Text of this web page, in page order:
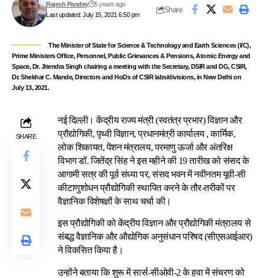
Last updated: July 15, 2021 6:50 pm
Rajesh Pandey 5 years ago
Share
The Minister of State for Science & Technology and Earth Sciences (I/C),
Prime Ministers Office, Personnel, Public Grievances & Pensions, Atomic Energy and
Space, Dr. Jitendra Singh chairing a meeting with the Secretary, DSIR and DG, CSIR,
Dr. Shekhar C. Mande, Directors and HoDs of CSIR labs/divisions, in New Delhi on
July 13, 2021.
SHARE
नई दिल्ली। केंद्रीय राज्य मंत्री (स्वतंत्र प्रभार) विज्ञान और
प्रौद्योगिकी, पृथ्वी विज्ञान, प्रधानमंत्री कार्यालय , कार्मिक,
लोक शिकायत, पेंशन मंत्रालय, परमाणु ऊर्जा और अंतरिक्ष
विभाग डॉ. जितेंद्र सिंह ने इस महीने की 19 तारीख को संसद के
आगामी सत्र की पूर्व संध्या पर, संसद भवन में नवीनतम यूवी-सी
कीटाणुशोधन प्रौद्योगिकी स्थापित करने के तौर-तरीकों पर
वैज्ञानिक विशेषज्ञों के साथ चर्चा की।
इस प्रौद्योगिकी को केंद्रीय विज्ञान और प्रौद्योगिकी मंत्रालय से
संबद्ध वैज्ञानिक और औद्योगिक अनुसंधान परिषद (सीएसआईआर)
ने विकसित किया है।
उन्होंने बताया कि शुरू में सार्स-सीओवी-2 के हवा में संचरण को